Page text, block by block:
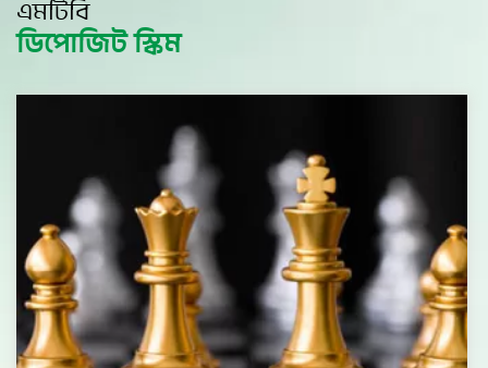
এমটিবি
ডিপোজিট স্কিম